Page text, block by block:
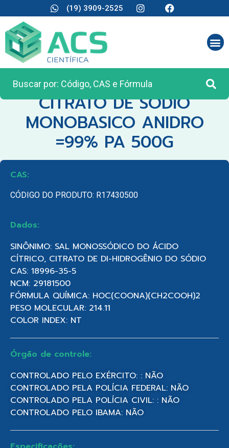
(19) 3909-2525
CATEGORIA:REAGENTES ANALÍTICOS
CITRATO DE SODIO
MONOBASICO ANIDRO
=99% PA 500G
CAS:
CÓDIGO DO PRODUTO: R17430500
Dados:
SINÔNIMO: SAL MONOSSÓDICO DO ÁCIDO
CÍTRICO, CITRATO DE DI-HIDROGÊNIO DO SÓDIO
CAS: 18996-35-5
NCM: 29181500
FÓRMULA QUÍMICA: HOC(COONA)(CH2COOH)2
PESO MOLECULAR: 214.11
COLOR INDEX: NT
Órgão de controle:
CONTROLADO PELO EXÉRCITO: : NÃO
CONTROLADO PELA POLÍCIA FEDERAL: NÃO
CONTROLADO PELA POLÍCIA CIVIL: : NÃO
CONTROLADO PELO IBAMA: NÃO